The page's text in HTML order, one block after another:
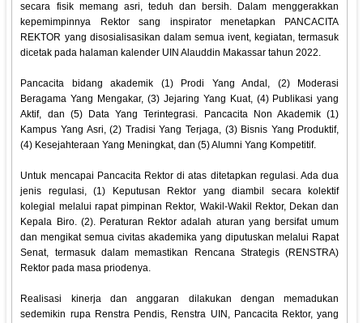
secara fisik memang asri, teduh dan bersih. Dalam menggerakkan
kepemimpinnya Rektor sang inspirator menetapkan PANCACITA
REKTOR yang disosialisasikan dalam semua ivent, kegiatan, termasuk
dicetak pada halaman kalender UIN Alauddin Makassar tahun 2022.
Pancacita bidang akademik (1) Prodi Yang Andal, (2) Moderasi
Beragama Yang Mengakar, (3) Jejaring Yang Kuat, (4) Publikasi yang
Aktif, dan (5) Data Yang Terintegrasi. Pancacita Non Akademik (1)
Kampus Yang Asri, (2) Tradisi Yang Terjaga, (3) Bisnis Yang Produktif,
(4) Kesejahteraan Yang Meningkat, dan (5) Alumni Yang Kompetitif.
Untuk mencapai Pancacita Rektor di atas ditetapkan regulasi. Ada dua
jenis regulasi, (1) Keputusan Rektor yang diambil secara kolektif
kolegial melalui rapat pimpinan Rektor, Wakil-Wakil Rektor, Dekan dan
Kepala Biro. (2). Peraturan Rektor adalah aturan yang bersifat umum
dan mengikat semua civitas akademika yang diputuskan melalui Rapat
Senat, termasuk dalam memastikan Rencana Strategis (RENSTRA)
Rektor pada masa priodenya.
Realisasi kinerja dan anggaran dilakukan dengan memadukan
sedemikin rupa Renstra Pendis, Renstra UIN, Pancacita Rektor, yang